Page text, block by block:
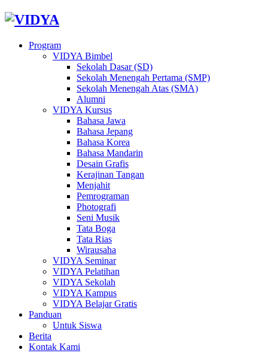
Program
VIDYA Bimbel
Sekolah Dasar (SD)
Sekolah Menengah Pertama (SMP)
Sekolah Menengah Atas (SMA)
Alumni
VIDYA Kursus
Bahasa Jawa
Bahasa Jepang
Bahasa Korea
Bahasa Mandarin
Desain Grafis
Kerajinan Tangan
Menjahit
Pemrograman
Photografi
Seni Musik
Tata Boga
Tata Rias
Wirausaha
VIDYA Seminar
VIDYA Pelatihan
VIDYA Sekolah
VIDYA Kampus
VIDYA Belajar Gratis
Panduan
Untuk Siswa
Berita
Kontak Kami